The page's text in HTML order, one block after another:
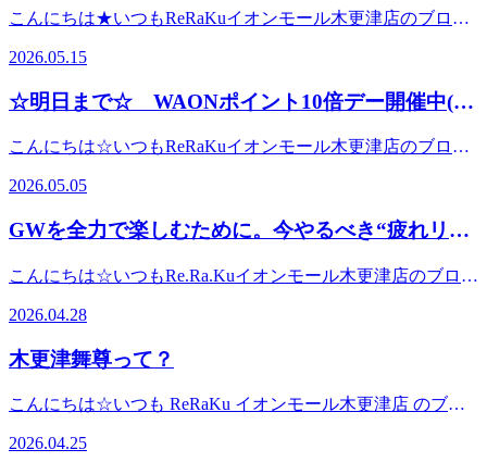
望の場合は12：00～18：30皆様のご来店心よりお待ちしてお
(・
∀・
肩甲骨ストレッチで首、肩、腰の疲れをラクに~ウィングス
トレッチ®Re.Ra.Kuイオンモール木更津店〒292-0835 千葉
県木更津市築地1－4 イオンモール木更津２FTEL 0438-
38-4530オンライン予約は24時間受付可能「ちょっと疲れが
は、ぜひお気軽にご相談くださいね✨お一人おひとりの体調
丁寧に対応させていただきます。スタッフ一同、皆さまのご
ガチガチに…。かといって暑い日は暑い日で外出する気力が
会が減り、血行不良へ一直線！そこで今回は、今日からでき
体を温める寒暖差疲労対策の基本は「温めること」。特に
にゆっくり浸かる・温かい飲み物を飲む・羽織れる上着を持
減されます♪シャワーだけで済ませている方は、ぜひ10分だ
けでも湯船に浸かってみてくださいね(^^)② 軽い運動やスト
レッチをする「運動しなきゃ」と気負う必要はありません！
大切なのは身体を動かすこと。・通勤時に少し歩く・肩を回
す・寝る前にストレッチをするたった5分でもOKです♪筋肉
が動くことで血流が良くなり、冷えやコリの予防にもつなが
首や肩周りをこまめに動かしてあげましょう！③ 疲れを溜
す。・しっかり睡眠をとる・栄養バランスの良い食事を心掛
自分を労わる時間も大切です♪「最近なんだか疲れが抜けな
スパ☆彡－５℃の炭酸泡を使用した夏バージョンのドライヘ
ッドスパです。今年はボディケア×爽快ヘッドスパのセット
分が入ってます。50分(ボディ40分+爽快10分) ￥6,98070分
(ボディ60分+爽快10分) ￥8,98090分(ボディ80分+爽快10
分) ￥9,980※全て税込価格ですフットケアやリフレッシュ
います。詳しいはスタッフにお問い合わせくださいませ☆
てしまうと、筋肉はどんどん硬くなってしまいます。「最近
イミングです☆暑い夏を元気に乗り切るためにも、今のうち
を心よりお待ちしております♪☆★本日【6月1日(月)】の空
き状況☆★10：30 ～ 19：30皆様のご来店心よりお待ちし
ております♪ ※数に限りがございますので、ご予約はお早め
∀・
肩甲骨ストレッチで首、肩、腰の疲れをラクに~ウィングス
こんにちは★いつもReRaKuイオンモール木更津店のブログ
くまで気温が上がる予報で、まるで真夏日(；ﾟДﾟ)最近は
「寒い！」と思ったら急に「暑い！」となるなど、季節の変
動がかなり激しくなってきましたね。寒暖差が大きいと、身
果、身体がだるい疲れが抜けにくい頭が重い肩や腰が張る寝
てもスッキリしないなど、体調不良を感じやすくなってしま
っている方も多いのではないでしょうか？旅行・帰省・レジ
ャーなど、楽しい時間を過ごした反面、身体には意外と負担
がかかっています。“GW疲れ＋寒暖差”が身体に与える影響
生活の変化などが重なり、身体が疲労状態になりやすい時
やすくなります。特にこの時期は、「何となく不調…」とい
を！本格的な夏を迎える前に、今のうちから身体を整えてお
がりやすくなってしまいます。今の時期は、しっかり睡眠を
2026.05.15
☆明日まで☆ WAONポイント10倍デー開催中(・
こんにちは☆いつもReRaKuイオンモール木更津店のブログ
は溜まっていませんか？GWもいよいよ終盤。お出かけや帰
省、レジャーを満喫された方も多いのではないでしょうか？
楽しい時間を過ごした反面、「なんとなく身体が重い」「疲
放置はちょっと危険実はこの“なんとなくの疲れ”、そのまま
にしてしまうのが一番もったいないポイントです。GW明け
疲れを抱えたまま仕事に入ってしまうと、集中力の低下やだ
るさだけでなく、体調不良の原因にもつながりかねません。
疲れの正体はコレGW中に溜まりやすい疲れには、こんな原
や歩き疲れによる筋肉のこわばり朝晩と日中の寒暖差による
2026.05.05
GWを全力で楽しむために。今やるべき“疲れリセ
こんにちは☆いつもRe.Ra.Kuイオンモール木更津店のブログ
激しい雨でしたが、日中は一転して暑さを感じるような一日
に(;´Д｀)この寒暖差で、「なんとなく身体がだるい…」「疲
れが抜けきらない…」と感じている方も多いのではないでし
体の巡りが乱れているサインなんです。そしてこの状態のま
まGWに入ってしまうと、せっかくの予定も思いきり楽しめ
2026.04.28
木更津舞尊って？
こんにちは☆いつも ReRaKu イオンモール木更津店 のブロ
からＧＷのかたもいらっしゃるらしいですね。イオンモール
2026.04.25